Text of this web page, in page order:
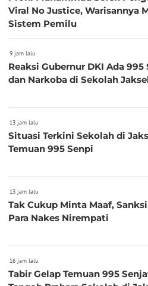
Viral No Justice, Warisannya
Sistem Pemilu
9 jam lalu
Reaksi Gubernur DKI Ada 995 Senjata
dan Narkoba di Sekolah
13 jam lalu
Situasi Terkini Sekolah di
Temuan 995 Senpi
13 jam lalu
Tak Cukup Minta Maaf,
Para Nakes Nirempati
16 jam lalu
Tabir Gelap Temuan 995